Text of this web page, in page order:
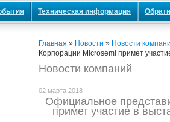
Техническая информация
Главная » Новости » Новости
Корпорации Microsemi примет
Новости компаний
02 марта 2018
Официальное
примет участие в